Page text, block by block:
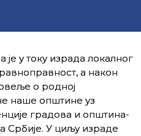
у току израда локалног
а након
о родној
наше општине уз
градова и општина-
Србије. У циљу израде